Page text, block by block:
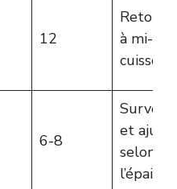
12
à mi-
cuisson
6-8
et
selon